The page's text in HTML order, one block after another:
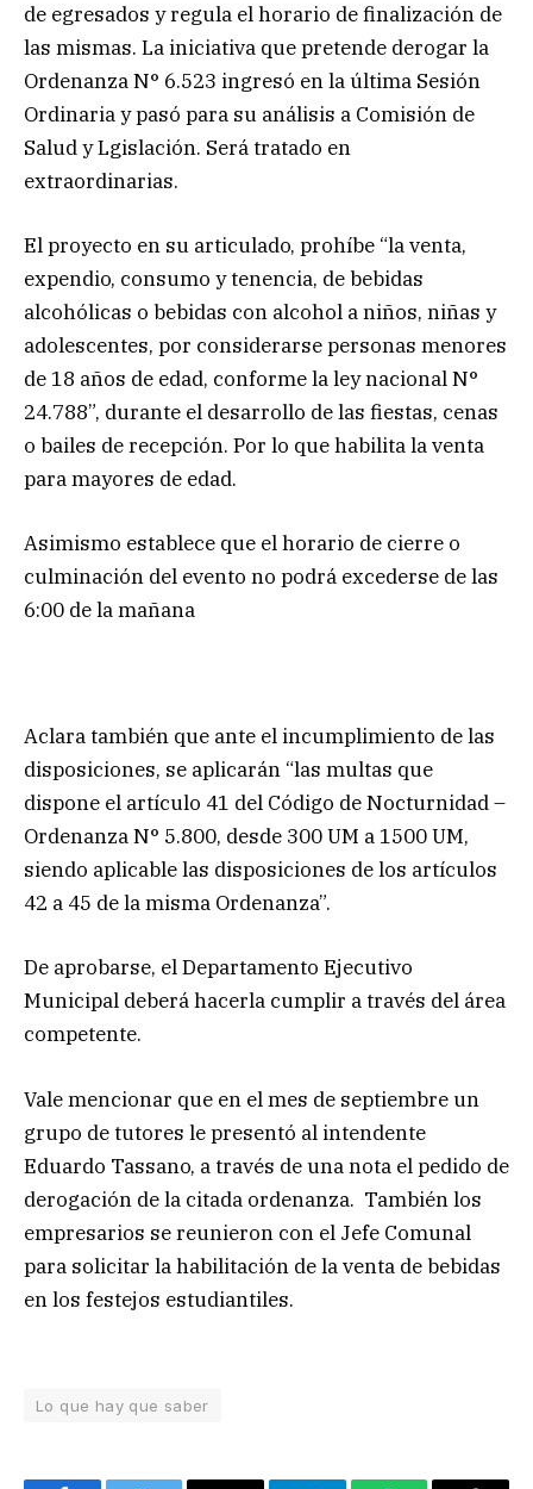
de egresados y regula el horario de finalización de
las mismas. La iniciativa que pretende derogar la
Ordenanza N° 6.523 ingresó en la última Sesión
Ordinaria y pasó para su análisis a Comisión de
Salud y Lgislación. Será tratado en
extraordinarias.
El proyecto en su articulado, prohíbe “la venta,
expendio, consumo y tenencia, de bebidas
alcohólicas o bebidas con alcohol a niños, niñas y
adolescentes, por considerarse personas menores
de 18 años de edad, conforme la ley nacional N°
24.788”, durante el desarrollo de las fiestas, cenas
o bailes de recepción. Por lo que habilita la venta
para mayores de edad.
Asimismo establece que el horario de cierre o
culminación del evento no podrá excederse de las
6:00 de la mañana
Aclara también que ante el incumplimiento de las
disposiciones, se aplicarán “las multas que
dispone el artículo 41 del Código de Nocturnidad –
Ordenanza N° 5.800, desde 300 UM a 1500 UM,
siendo aplicable las disposiciones de los artículos
42 a 45 de la misma Ordenanza”.
De aprobarse, el Departamento Ejecutivo
Municipal deberá hacerla cumplir a través del área
competente.
Vale mencionar que en el mes de septiembre un
grupo de tutores le presentó al intendente
Eduardo Tassano, a través de una nota el pedido de
derogación de la citada ordenanza. También los
empresarios se reunieron con el Jefe Comunal
para solicitar la habilitación de la venta de bebidas
en los festejos estudiantiles.
Lo que hay que saber